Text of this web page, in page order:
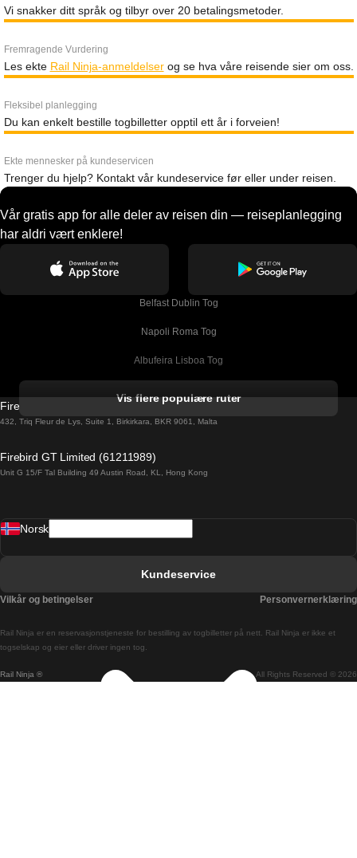
Vi snakker ditt språk og tilbyr over 20 betalingsmetoder.
Fremragende Vurdering
Les ekte Rail Ninja-anmeldelserog se hva våre reisende sier om oss.
Fleksibel planlegging
Du kan enkelt bestille togbilletter opptil ett år i forveien!
Ekte mennesker på kundeservicen
Trenger du hjelp? Kontakt vår kundeservice før eller under reisen.
Vår gratis app for alle deler av reisen din — reiseplanlegging
har aldri vært enklere!
Belfast Dublin Tog
Napoli Roma Tog
Albufeira Lisboa Tog
Barcelona Madrid Tog
Barcelona Sevilla Tog
Budapest Prague Tog
Vis flere populære ruter
Firebird GT Limited (OC 1451)
432, Triq Fleur de Lys, Suite 1, Birkirkara, BKR 9061, Malta
Firebird GT Limited (61211989)
Unit G 15/F Tal Building 49 Austin Road, KL, Hong Kong
Rail Ninja ® All Rights Reserved © 2026
Rail Ninja er en reservasjons­tjeneste for bestilling av togbilletter på nett. Rail Ninja er ikke et
togselskap og eier eller driver ingen tog.
Norsk
Kundeservice
Vilkår og betingelser Personvernerklæring